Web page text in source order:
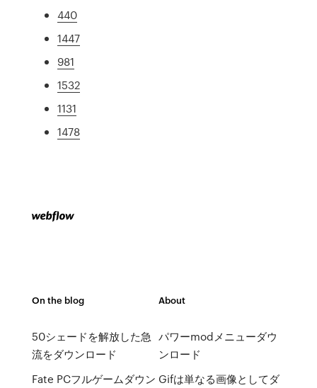
440
1447
981
1532
1131
1478
On the blog
50シェードを解放した急
流をダウンロード
Fate PCフルゲームダウン
About
パワーmodメニューダウ
ンロード
Gifは単なる画像としてダ